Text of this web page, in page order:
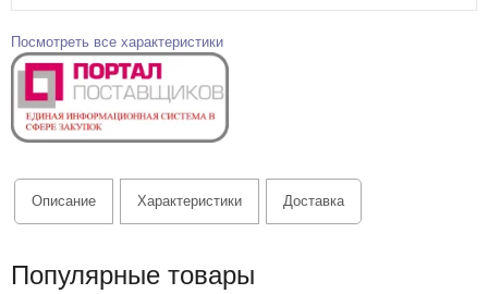
Посмотреть все характеристики
Описание Характеристики Доставка
Популярные товары